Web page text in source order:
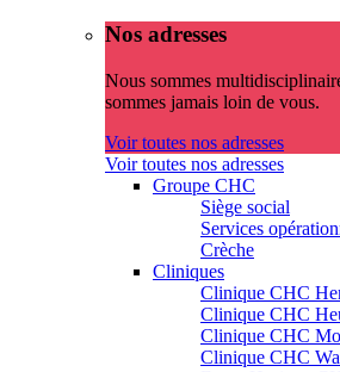
Nos adresses
Nous sommes
sommes jamais loin de vous.
Voir toutes nos adresses
Voir toutes nos adresses
Groupe CHC
Siège social
Services
Crèche
Cliniques
Clinique CHC
Clinique CHC
Clinique CHC
Clinique CHC